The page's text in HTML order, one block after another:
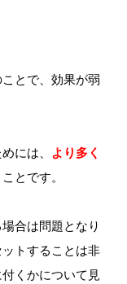
ことで、効果が弱
には、
より多く
とです。
合は問題となり
トすることは非
くかについて見